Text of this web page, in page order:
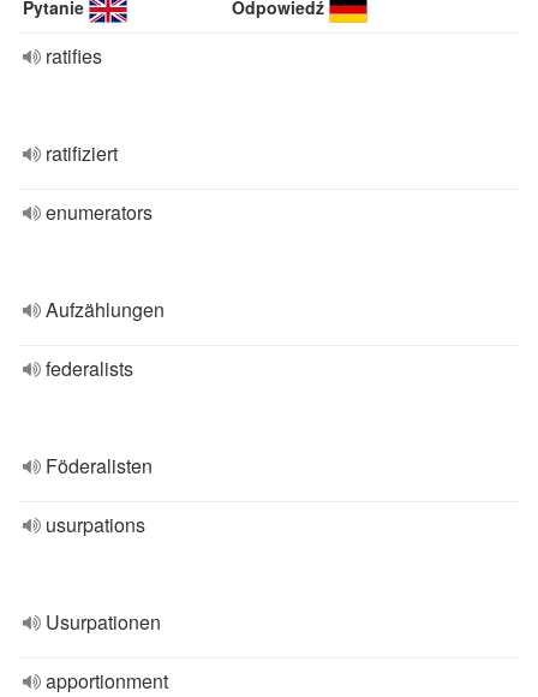
Pytanie Odpowiedź
ratifies
ratifiziert
enumerators
Aufzählungen
federalists
Föderalisten
usurpations
Usurpationen
apportionment